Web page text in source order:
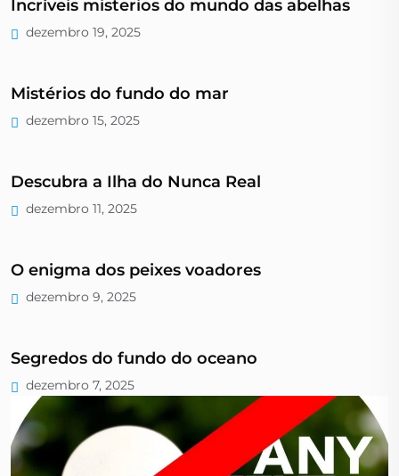
Incríveis misterios do mundo das abelhas
dezembro 19, 2025
Mistérios do fundo do mar
dezembro 15, 2025
Descubra a Ilha do Nunca Real
dezembro 11, 2025
O enigma dos peixes voadores
dezembro 9, 2025
Segredos do fundo do oceano
dezembro 7, 2025